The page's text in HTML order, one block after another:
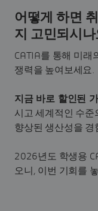
어떻게 하면
지 고민되시나
CATIA를 통해 미래
쟁력을 높여보세요.
지금 바로 할인된
시고 세계적인 수준
향상된 생산성을 경
​​​​​​​2026년도 학생용
오니, 이번 기회를